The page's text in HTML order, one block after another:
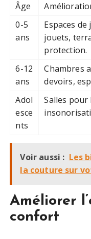
Âge
0-5
ans
Espaces
jouets,
protection.
6-12
ans
Chambres
devoirs,
Adol
esce
nts
Salles pour
Voir aussi : Les
la couture sur
Améliorer
confort